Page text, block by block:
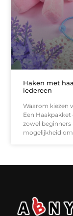
Haken met
iedereen
Waarom kiezen
Een
zowel beginners
mogelijkheid